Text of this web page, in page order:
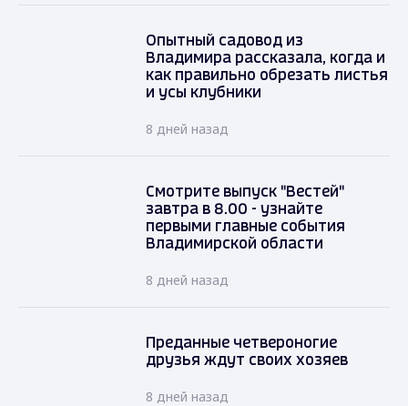
Опытный садовод из
Владимира рассказала, когда и
как правильно обрезать листья
и усы клубники
8 дней назад
Смотрите выпуск "Вестей"
завтра в 8.00 - узнайте
первыми главные события
Владимирской области
8 дней назад
Преданные четвероногие
друзья ждут своих хозяев
8 дней назад